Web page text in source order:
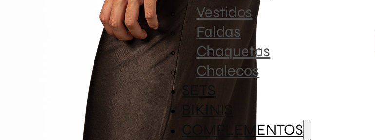
Vestidos
Faldas
Chaquetas
Chalecos
SETS
BIKINIS
COMPLEMENTOS